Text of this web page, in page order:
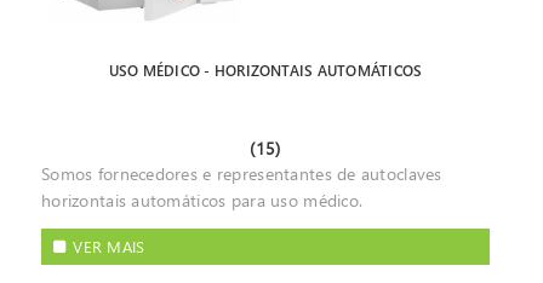
USO MÉDICO - HORIZONTAIS AUTOMÁTICOS
(15)
Somos fornecedores e representantes de autoclaves
horizontais automáticos para uso médico.
VER MAIS